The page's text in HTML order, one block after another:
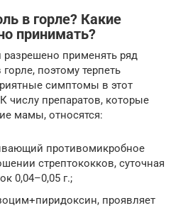
в горле? Какие
принимать?
применять ряд
поэтому терпеть
симптомы в этот
числу препаратов, которые
мамы, относятся:
противомикробное
стрептококков, суточная
0,04–0,05 г.;
проявляет